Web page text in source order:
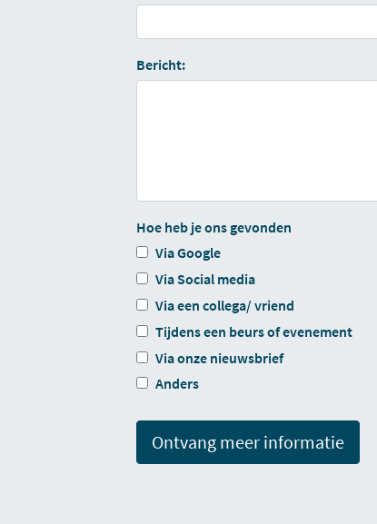
Bericht:
Hoe heb je ons gevonden
Via Google
Via Social media
Via een collega/ vriend
Tijdens een beurs of evenement
Via onze nieuwsbrief
Anders
Ontvang meer informatie